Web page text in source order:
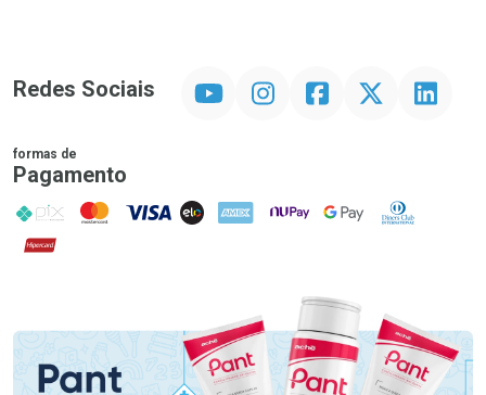
Redes Sociais InstagramFacebookTwitter Linkedin
formas de
Pagamento
PIX MasterCard
VISA ELO AMEX NuPay Google PayDiners Club
Hipercard
Promoção em Destaque